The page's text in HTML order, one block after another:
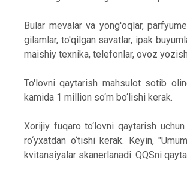
Bular mevalar va yong'oqlar,
gilamlar, to'qilgan savatlar, ipak
maishiy texnika, telefonlar, ovoz
To'lovni qaytarish mahsulot sotib
kamida 1 million so‘m bo‘lishi kerak.
Xorijiy fuqaro to‘lovni qaytarish
ro‘yxatdan o‘tishi kerak. Keyin,
kvitansiyalar skanerlanadi. QQSni